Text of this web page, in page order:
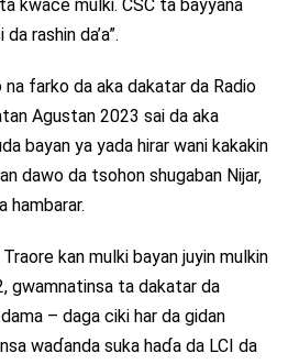
ƙwace mulki. CSC ta bayyana
rashin da’a”.
na farko da aka dakatar da Radio
Agustan 2023 sai da aka
bayan ya yada hirar wani kakakin
dawo da tsohon shugaban Nijar,
hambarar.
kan mulki bayan juyin mulkin
gwamnatinsa ta dakatar da
– daga ciki har da gidan
waɗanda suka haɗa da LCI da